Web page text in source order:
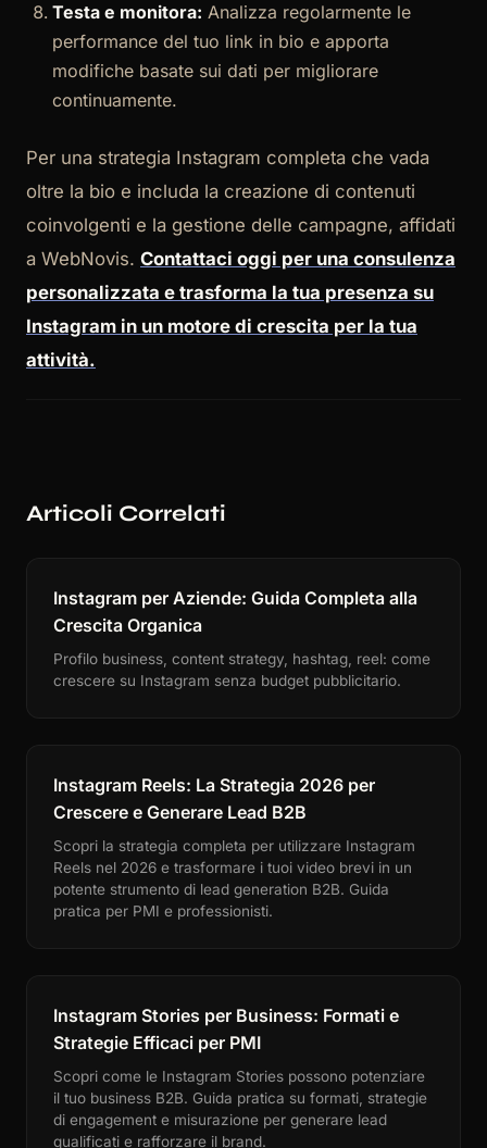
Testa e monitora: Analizza regolarmente le
performance del tuo link in bio e apporta
modifiche basate sui dati per migliorare
continuamente.
Per una strategia Instagram completa che vada
oltre la bio e includa la creazione di contenuti
coinvolgenti e la gestione delle campagne, affidati
a WebNovis. Contattaci oggi per una consulenza
personalizzata e trasforma la tua presenza su
Instagram in un motore di crescita per la tua
attività.
Articoli Correlati
Instagram per Aziende: Guida Completa alla
Crescita Organica
Profilo business, content strategy, hashtag, reel: come
crescere su Instagram senza budget pubblicitario.
Instagram Reels: La Strategia 2026 per
Crescere e Generare Lead B2B
Scopri la strategia completa per utilizzare Instagram
Reels nel 2026 e trasformare i tuoi video brevi in un
potente strumento di lead generation B2B. Guida
pratica per PMI e professionisti.
Instagram Stories per Business: Formati e
Strategie Efficaci per PMI
Scopri come le Instagram Stories possono potenziare
il tuo business B2B. Guida pratica su formati, strategie
di engagement e misurazione per generare lead
qualificati e rafforzare il brand.